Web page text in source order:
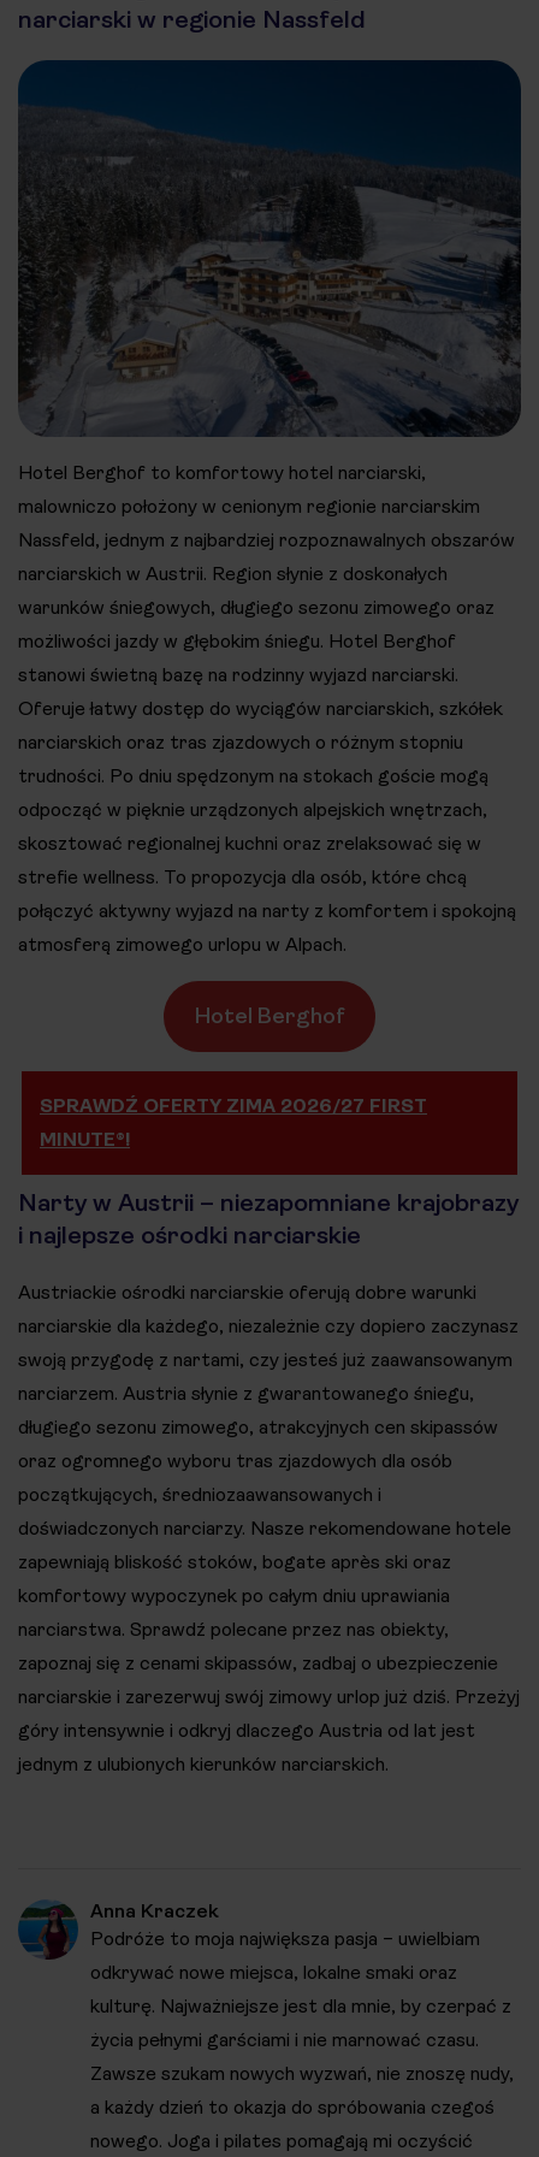
narciarski w regionie Nassfeld
Hotel Berghof to komfortowy hotel narciarski,
malowniczo położony w cenionym regionie narciarskim
Nassfeld, jednym z najbardziej rozpoznawalnych obszarów
narciarskich w Austrii. Region słynie z doskonałych
warunków śniegowych, długiego sezonu zimowego oraz
możliwości jazdy w głębokim śniegu. Hotel Berghof
stanowi świetną bazę na rodzinny wyjazd narciarski.
Oferuje łatwy dostęp do wyciągów narciarskich, szkółek
narciarskich oraz tras zjazdowych o różnym stopniu
trudności. Po dniu spędzonym na stokach goście mogą
odpocząć w pięknie urządzonych alpejskich wnętrzach,
skosztować regionalnej kuchni oraz zrelaksować się w
strefie wellness. To propozycja dla osób, które chcą
połączyć aktywny wyjazd na narty z komfortem i spokojną
atmosferą zimowego urlopu w Alpach.
Hotel Berghof
SPRAWDŹ OFERTY ZIMA 2026/27 FIRST
MINUTE®!
Narty w Austrii – niezapomniane krajobrazy
i najlepsze ośrodki narciarskie
Austriackie ośrodki narciarskie oferują dobre warunki
narciarskie dla każdego, niezależnie czy dopiero zaczynasz
swoją przygodę z nartami, czy jesteś już zaawansowanym
narciarzem. Austria słynie z gwarantowanego śniegu,
długiego sezonu zimowego, atrakcyjnych cen skipassów
oraz ogromnego wyboru tras zjazdowych dla osób
początkujących, średniozaawansowanych i
doświadczonych narciarzy. Nasze rekomendowane hotele
zapewniają bliskość stoków, bogate après ski oraz
komfortowy wypoczynek po całym dniu uprawiania
narciarstwa. Sprawdź polecane przez nas obiekty,
zapoznaj się z cenami skipassów, zadbaj o ubezpieczenie
narciarskie i zarezerwuj swój zimowy urlop już dziś. Przeżyj
góry intensywnie i odkryj dlaczego Austria od lat jest
jednym z ulubionych kierunków narciarskich.
Anna Kraczek
Podróże to moja największa pasja – uwielbiam
odkrywać nowe miejsca, lokalne smaki oraz
kulturę. Najważniejsze jest dla mnie, by czerpać z
życia pełnymi garściami i nie marnować czasu.
Zawsze szukam nowych wyzwań, nie znoszę nudy,
a każdy dzień to okazja do spróbowania czegoś
nowego. Joga i pilates pomagają mi oczyścić